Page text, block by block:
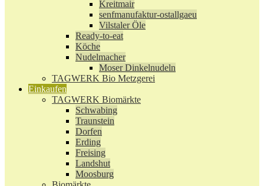
Kreitmair
senfmanufaktur-ostallgaeu
Vilstaler Öle
Ready-to-eat
Köche
Nudelmacher
Moser Dinkelnudeln
TAGWERK Bio Metzgerei
Einkaufen
TAGWERK Biomärkte
Schwabing
Traunstein
Dorfen
Erding
Freising
Landshut
Moosburg